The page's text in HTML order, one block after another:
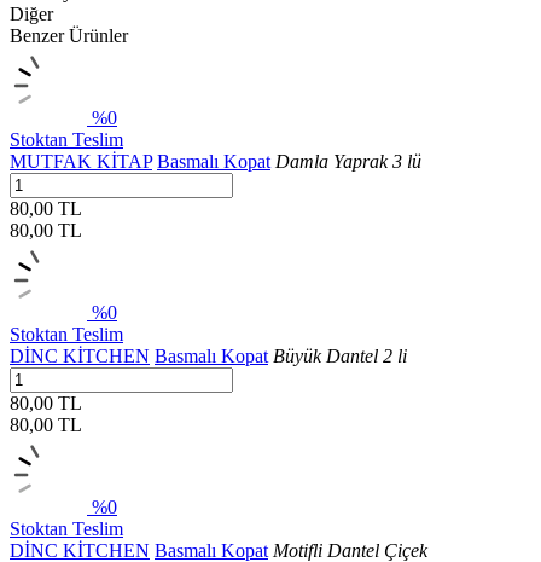
Diğer
Benzer Ürünler
%0
Stoktan Teslim
MUTFAK KİTAP Basmalı Kopat Damla Yaprak 3 lü
80,00 TL
80,00 TL
%0
Stoktan Teslim
DİNC KİTCHEN Basmalı Kopat Büyük Dantel 2 li
80,00 TL
80,00 TL
%0
Stoktan Teslim
DİNC KİTCHEN Basmalı Kopat Motifli Dantel Çiçek